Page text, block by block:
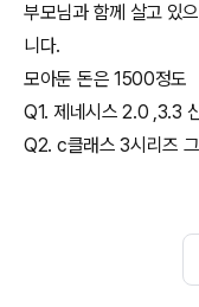
부모님과 함께 살고 있
니다.
모아둔 돈은 1500정도
Q1. 제네시스 2.0 ,3.3
Q2. c클래스 3시리즈